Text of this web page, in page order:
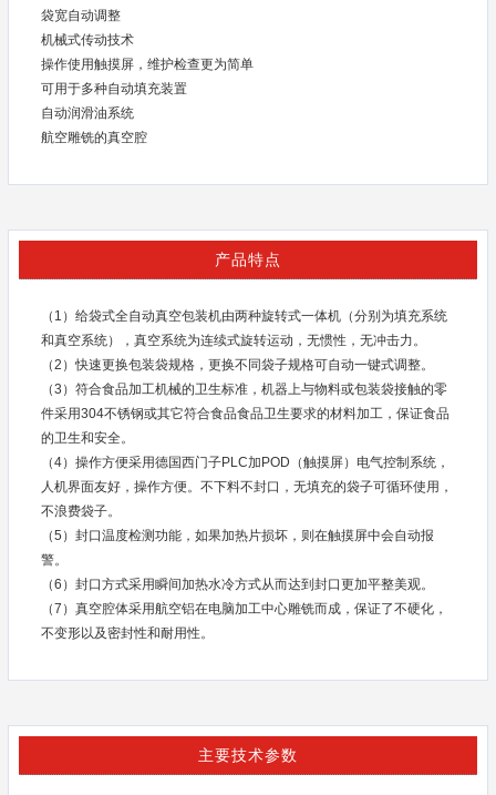
袋宽自动调整
机械式传动技术
操作使用触摸屏，维护检查更为简单
可用于多种自动填充装置
自动润滑油系统
航空雕铣的真空腔
产品特点
（1）给袋式全自动真空包装机由两种旋转式一体机（分别为填充系统
和真空系统），真空系统为连续式旋转运动，无惯性，无冲击力。
（2）快速更换包装袋规格，更换不同袋子规格可自动一键式调整。
（3）符合食品加工机械的卫生标准，机器上与物料或包装袋接触的零
件采用304不锈钢或其它符合食品食品卫生要求的材料加工，保证食品
的卫生和安全。
（4）操作方便采用德国西门子PLC加POD（触摸屏）电气控制系统，
人机界面友好，操作方便。不下料不封口，无填充的袋子可循环使用，
不浪费袋子。
（5）封口温度检测功能，如果加热片损坏，则在触摸屏中会自动报
警。
（6）封口方式采用瞬间加热水冷方式从而达到封口更加平整美观。
（7）真空腔体采用航空铝在电脑加工中心雕铣而成，保证了不硬化，
不变形以及密封性和耐用性。
主要技术参数